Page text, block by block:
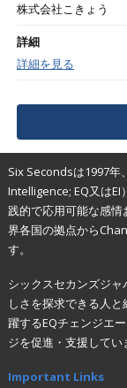
株式会社こきょう
詳細
詳細を見る
Six Secondsは1997年
Intelligence; EQ又は
践的で応用可能な感
界各国の拠点から
す。
シックスセカンズジ
しさを探求できる人
躍するEQチェンジエ
ジを促進・支援してい
Important Links